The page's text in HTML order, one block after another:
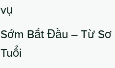
vụ
Sớm Bắt Đầu – Từ Sơ
Tuổi